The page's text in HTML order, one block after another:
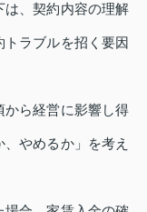
は、契約内容の理解
ラブルを招く要因
から経営に影響し得
やめるか」を考え